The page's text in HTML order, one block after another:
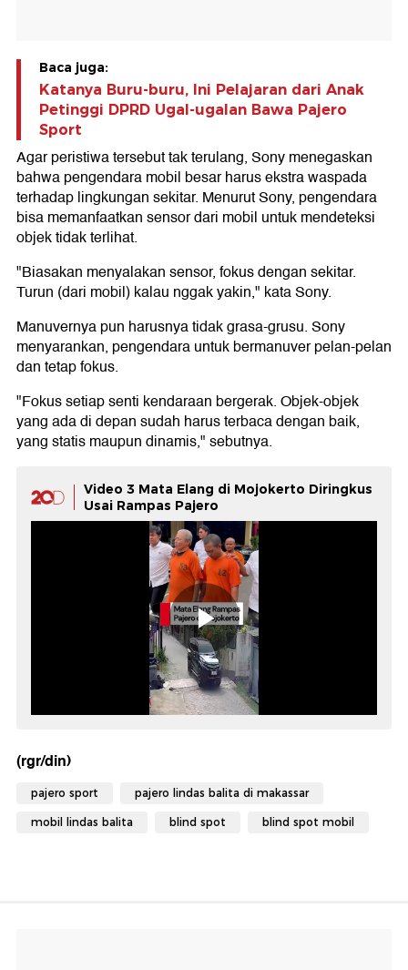
Baca juga:
Katanya Buru-buru, Ini Pelajaran dari Anak
Petinggi DPRD Ugal-ugalan Bawa Pajero
Sport
Agar peristiwa tersebut tak terulang, Sony menegaskan
bahwa pengendara mobil besar harus ekstra waspada
terhadap lingkungan sekitar. Menurut Sony, pengendara
bisa memanfaatkan sensor dari mobil untuk mendeteksi
objek tidak terlihat.
"Biasakan menyalakan sensor, fokus dengan sekitar.
Turun (dari mobil) kalau nggak yakin," kata Sony.
Manuvernya pun harusnya tidak grasa-grusu. Sony
menyarankan, pengendara untuk bermanuver pelan-pelan
dan tetap fokus.
"Fokus setiap senti kendaraan bergerak. Objek-objek
yang ada di depan sudah harus terbaca dengan baik,
yang statis maupun dinamis," sebutnya.
Video 3 Mata Elang di Mojokerto Diringkus
Usai Rampas Pajero
(rgr/din)
pajero sport pajero lindas balita di makassar
mobil lindas balita blind spot blind spot mobil